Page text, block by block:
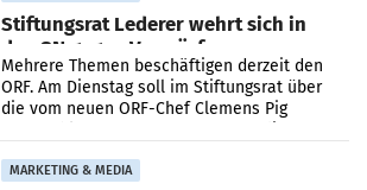
Stiftungsrat Lederer wehrt sich in
den SN gegen Vorwürfe
Mehrere Themen beschäftigen derzeit den
ORF. Am Dienstag soll im Stiftungsrat über
die vom neuen ORF-Chef Clemens Pig
MARKETING & MEDIA